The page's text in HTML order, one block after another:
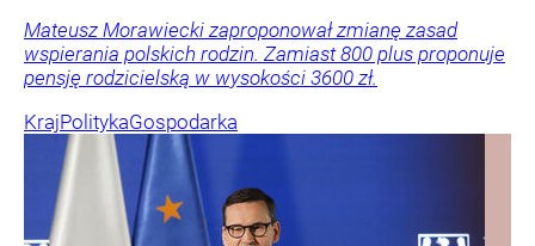
Mateusz Morawiecki zaproponował zmianę zasad
wspierania polskich rodzin. Zamiast 800 plus proponuje
pensję rodzicielską w wysokości 3600 zł.
KrajPolitykaGospodarka